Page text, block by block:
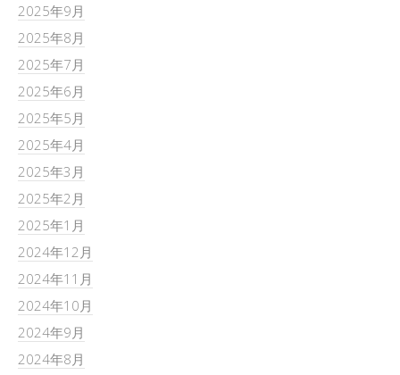
2025年9月
2025年8月
2025年7月
2025年6月
2025年5月
2025年4月
2025年3月
2025年2月
2025年1月
2024年12月
2024年11月
2024年10月
2024年9月
2024年8月